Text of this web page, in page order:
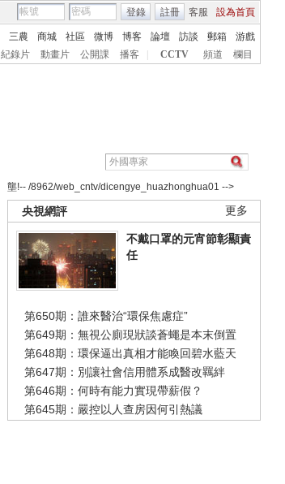
客服 設為首頁
登錄 註冊
三農 商城 社區 微博 博客 論壇 訪談 郵箱
游戲
紀錄片 動畫片 公開課 播客 CCTV 頻道 欄目
壟!-- /8962/web_cntv/dicengye_huazhonghua01 -->
更多
央視網評
不戴口罩的元宵節彰顯責
任
第650期：誰來醫治“環保焦慮症”
第649期：無視公廁現狀談蒼蠅是本末倒置
第648期：環保逼出真相才能喚回碧水藍天
第647期：別讓社會信用體系成醫改羈絆
第646期：何時有能力實現帶薪假？
第645期：嚴控以人查房因何引熱議